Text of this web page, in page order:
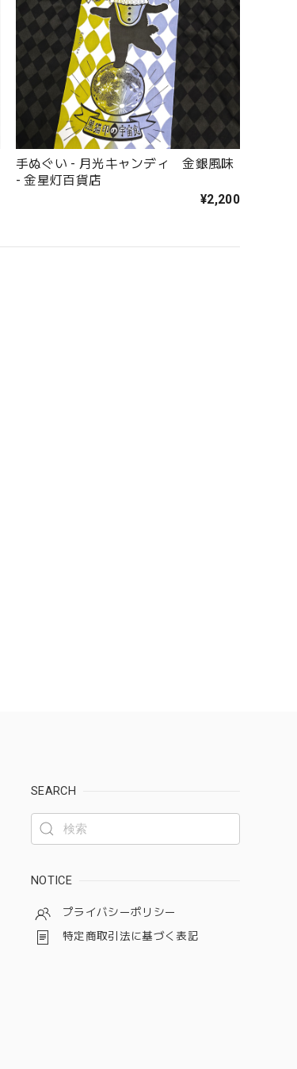
手ぬぐい - 月光キャンディ 金銀風味
- 金星灯百貨店
¥2,200
SEARCH
NOTICE
プライバシーポリシー
特定商取引法に基づく表記